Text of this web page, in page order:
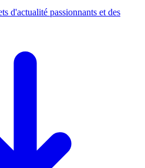
d'actualité passionnants et des